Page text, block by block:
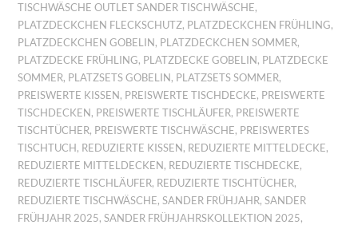
TISCHWÄSCHE OUTLET SANDER TISCHWÄSCHE,
PLATZDECKCHEN FLECKSCHUTZ, PLATZDECKCHEN FRÜHLING,
PLATZDECKCHEN GOBELIN , PLATZDECKCHEN SOMMER,
PLATZDECKE FRÜHLING, PLATZDECKE GOBELIN , PLATZDECKE
SOMMER, PLATZSETS GOBELIN , PLATZSETS SOMMER,
PREISWERTE KISSEN , PREISWERTE TISCHDECKE, PREISWERTE
TISCHDECKEN , PREISWERTE TISCHLÄUFER, PREISWERTE
TISCHTÜCHER, PREISWERTE TISCHWÄSCHE, PREISWERTES
TISCHTUCH , REDUZIERTE KISSEN , REDUZIERTE MITTELDECKE,
REDUZIERTE MITTELDECKEN , REDUZIERTE TISCHDECKE,
REDUZIERTE TISCHLÄUFER, REDUZIERTE TISCHTÜCHER,
REDUZIERTE TISCHWÄSCHE,SANDER FRÜHJAHR,SANDER
FRÜHJAHR 2025,SANDER FRÜHJAHRSKOLLEKTION 2025,